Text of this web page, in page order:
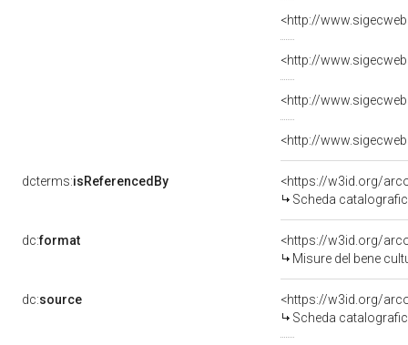
dcterms:isReferencedBy
<https://w3id.org/
Scheda
dc:format
<https://w3id.org/
Misure del bene
dc:source
<https://w3id.org/
Scheda